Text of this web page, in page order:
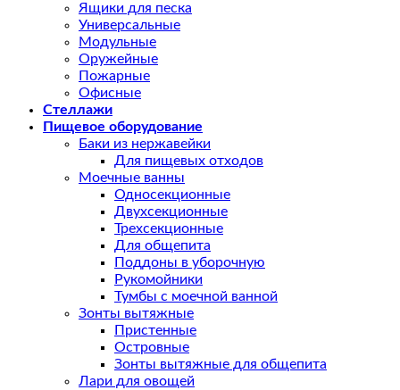
Ящики для песка
Универсальные
Модульные
Оружейные
Пожарные
Офисные
Стеллажи
Пищевое оборудование
Баки из нержавейки
Для пищевых отходов
Моечные ванны
Односекционные
Двухсекционные
Трехсекционные
Для общепита
Поддоны в уборочную
Рукомойники
Тумбы с моечной ванной
Зонты вытяжные
Пристенные
Островные
Зонты вытяжные для общепита
Лари для овощей